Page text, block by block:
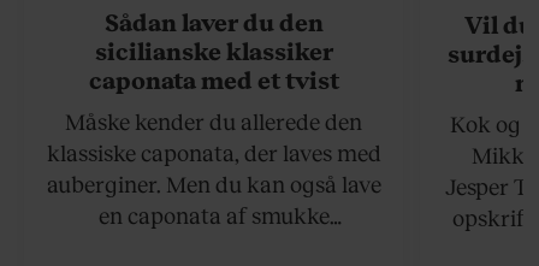
Sådan laver du den
sicilianske klassiker
caponata med et tvist
Måske kender du allerede den
klassiske caponata, der laves med
auberginer. Men du kan også lave
en caponata af smukke
Vil du
Kok og
Jesper
opskrift